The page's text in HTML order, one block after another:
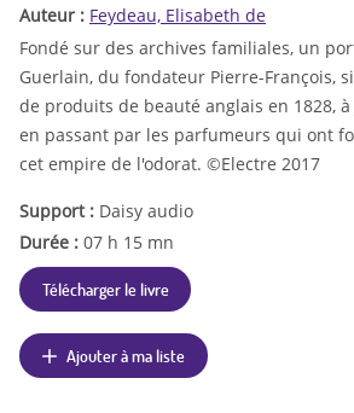
Auteur : Feydeau, Elisabeth de
Fondé sur des archives familiales, un
Guerlain, du fondateur Pierre-François,
de produits de beauté anglais en 1828,
en passant par les parfumeurs qui ont
cet empire de l'odorat. ©Electre 2017
Support : Daisy audio
Durée : 07 h 15 mn
Télécharger le livre
Ajouter à ma liste